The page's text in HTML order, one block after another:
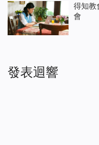
得知教
會
發表迴響